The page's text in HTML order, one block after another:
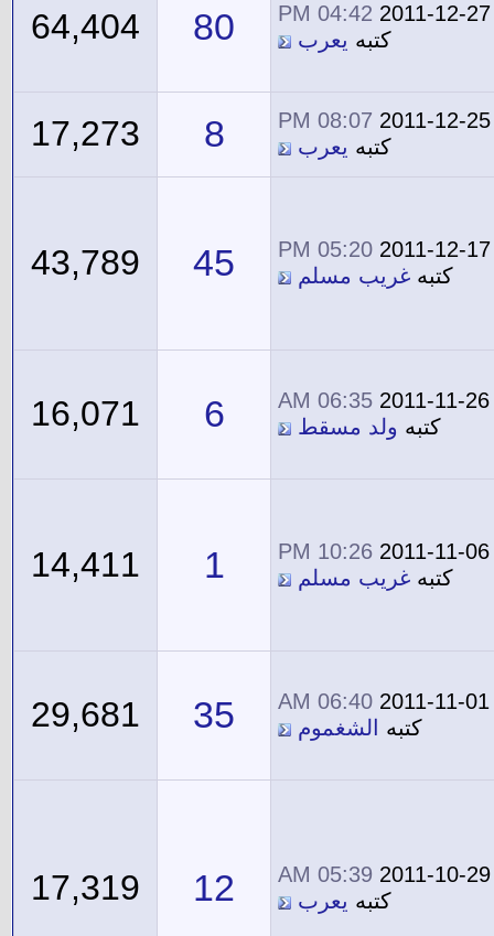
2011-12-27
04:42 PM
كتبه يعرب 80
64,404
2011-12-25
08:07 PM
كتبه يعرب 8
17,273
2011-12-17
05:20 PM
كتبه غريب مسلم 45
43,789
2011-11-26
06:35 AM
كتبه ولد مسقط 6
16,071
2011-11-06
10:26 PM
كتبه غريب مسلم 1
14,411
2011-11-01
06:40 AM
كتبه
الشغموم 35
29,681
2011-10-29
05:39 AM
كتبه يعرب 12
17,319